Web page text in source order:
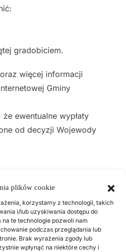
plików cookie
korzystamy z technologii, takich
i/lub uzyskiwania dostępu do
te technologie pozwoli nam
podczas przeglądania lub
Brak wyrażenia zgody lub
wpłynąć na niektóre cechy i
gradobiciem.
więcej informacji
Gminy
ewentualne wypłaty
od decyzji Wojewody